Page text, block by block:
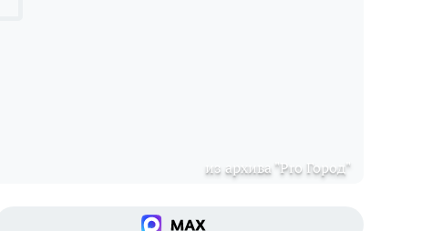
из архива "Pro Город"